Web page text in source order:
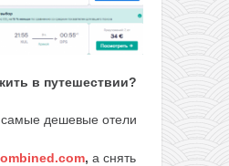
в путешествии?
самые дешевые отели
, а снять